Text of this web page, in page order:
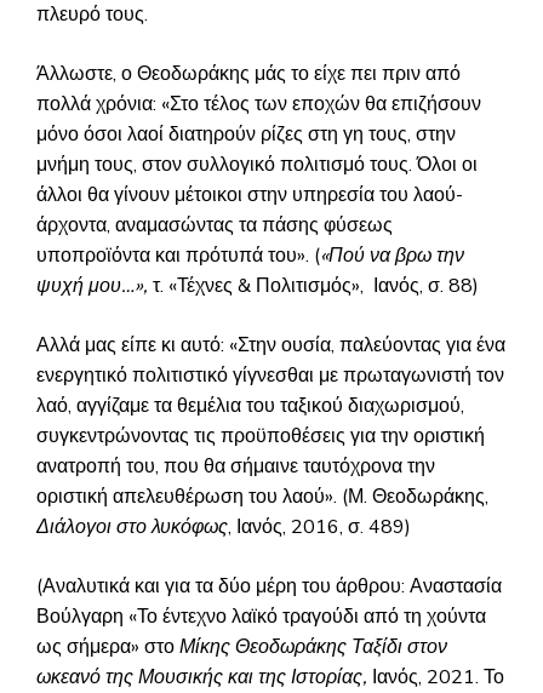
πλευρό τους.
Άλλωστε, ο Θεοδωράκης μάς το είχε πει πριν από
πολλά χρόνια: «Στο τέλος των εποχών θα επιζήσουν
μόνο όσοι λαοί διατηρούν ρίζες στη γη τους, στην
μνήμη τους, στον συλλογικό πολιτισμό τους. Όλοι οι
άλλοι θα γίνουν μέτοικοι στην υπηρεσία του λαού-
άρχοντα, αναμασώντας τα πάσης φύσεως
υποπροϊόντα και πρότυπά του». («Πού να βρω την
ψυχή μου…», τ. «Τέχνες & Πολιτισμός», Ιανός, σ. 88)
Αλλά μας είπε κι αυτό: «Στην ουσία, παλεύοντας για ένα
ενεργητικό πολιτιστικό γίγνεσθαι με πρωταγωνιστή τον
λαό, αγγίζαμε τα θεμέλια του ταξικού διαχωρισμού,
συγκεντρώνοντας τις προϋποθέσεις για την οριστική
ανατροπή του, που θα σήμαινε ταυτόχρονα την
οριστική απελευθέρωση του λαού». (Μ. Θεοδωράκης,
Διάλογοι στο λυκόφως, Ιανός, 2016, σ. 489)
(Αναλυτικά και για τα δύο μέρη του άρθρου: Αναστασία
Βούλγαρη «Το έντεχνο λαϊκό τραγούδι από τη χούντα
ως σήμερα» στοΜίκης Θεοδωράκης Ταξίδι στον
ωκεανό της Μουσικής και της Ιστορίας, Ιανός, 2021. Το